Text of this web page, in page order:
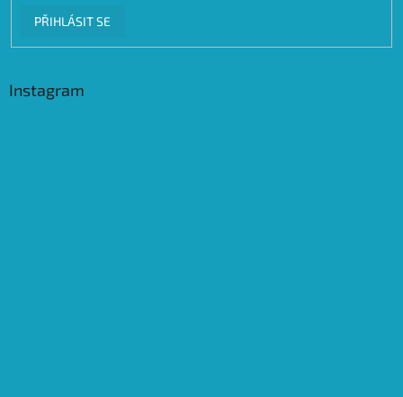
PŘIHLÁSIT SE
Instagram